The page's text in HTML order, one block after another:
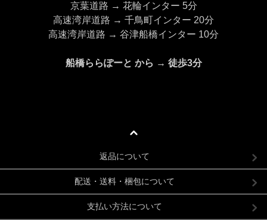
京葉道路 → 花輪インター 5分
高速湾岸道路 → 千鳥町インター 20分
高速湾岸道路 → 谷津船橋インター 10分
船橋ららぽーと から → 徒歩3分
返品について
配送・送料・梱包について
支払い方法について